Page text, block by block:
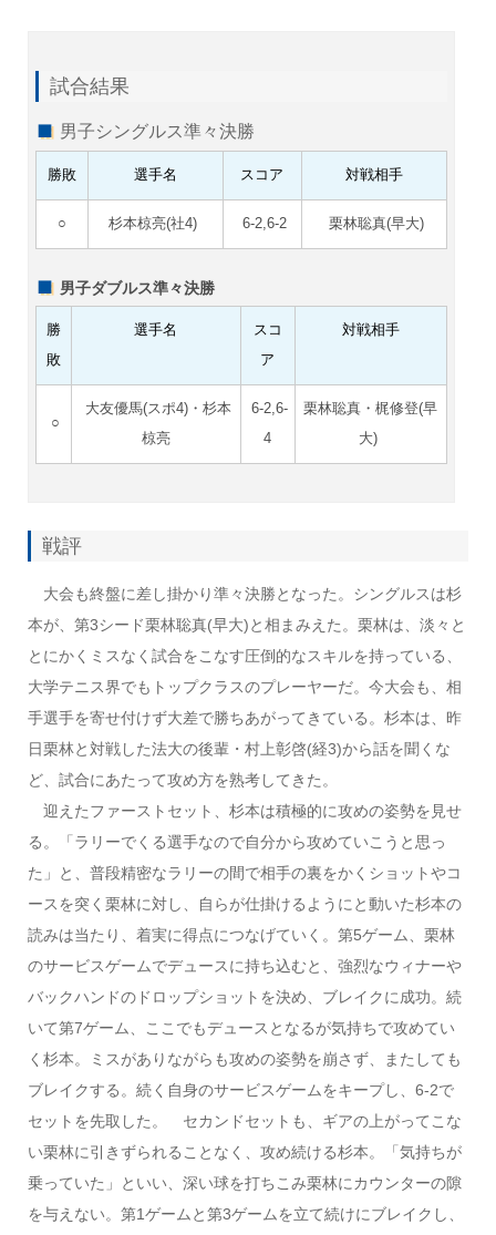
試合結果
男子シングルス準々決勝
勝敗 選手名 スコア 対戦相手
○ 杉本椋亮(社4) 6-2,6-2 栗林聡真(早大)
男子ダブルス準々決勝
勝
敗
選手名
スコ
ア
対戦相手
○
大友優馬(スポ4)・杉本
椋亮
6-2,6-
4
栗林聡真・梶修登(早
大)
戦評
大会も終盤に差し掛かり準々決勝となった。シングルスは杉
本が、第3シード栗林聡真(早大)と相まみえた。栗林は、淡々と
とにかくミスなく試合をこなす圧倒的なスキルを持っている、
大学テニス界でもトップクラスのプレーヤーだ。今大会も、相
手選手を寄せ付けず大差で勝ちあがってきている。杉本は、昨
日栗林と対戦した法大の後輩・村上彰啓(経3)から話を聞くな
ど、試合にあたって攻め方を熟考してきた。
迎えたファーストセット、杉本は積極的に攻めの姿勢を見せ
る。「ラリーでくる選手なので自分から攻めていこうと思っ
た」と、普段精密なラリーの間で相手の裏をかくショットやコ
ースを突く栗林に対し、自らが仕掛けるようにと動いた杉本の
読みは当たり、着実に得点につなげていく。第5ゲーム、栗林
のサービスゲームでデュースに持ち込むと、強烈なウィナーや
バックハンドのドロップショットを決め、ブレイクに成功。続
いて第7ゲーム、ここでもデュースとなるが気持ちで攻めてい
く杉本。ミスがありながらも攻めの姿勢を崩さず、またしても
ブレイクする。続く自身のサービスゲームをキープし、6-2で
セットを先取した。 セカンドセットも、ギアの上がってこな
い栗林に引きずられることなく、攻め続ける杉本。「気持ちが
乗っていた」といい、深い球を打ちこみ栗林にカウンターの隙
を与えない。第1ゲームと第3ゲームを立て続けにブレイクし、